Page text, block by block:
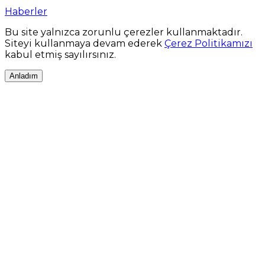
Haberler
Bu site yalnızca zorunlu çerezler kullanmaktadır.
Siteyi kullanmaya devam ederek Çerez Politikamızı
kabul etmiş sayılırsınız.
Anladım